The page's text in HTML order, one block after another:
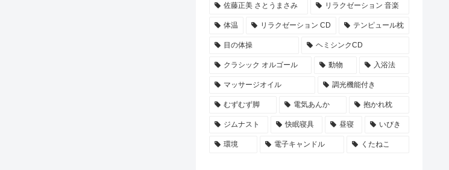
佐藤正美 さとうまさみ リラクゼーション 音楽
体温 リラクゼーション CD テンピュール枕
目の体操 ヘミシンクCD
クラシック オルゴール 動物 入浴法
マッサージオイル 調光機能付き
むずむず脚 電気あんか 抱かれ枕
ジムナスト 快眠寝具 昼寝 いびき
環境 電子キャンドル くたねこ